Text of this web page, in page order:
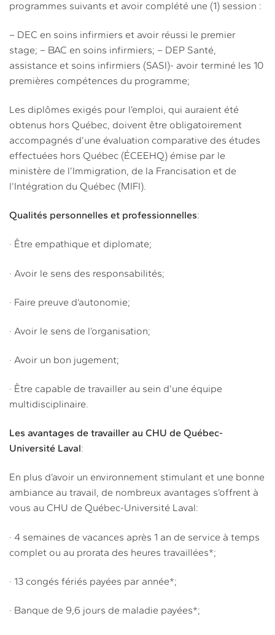
programmes suivants et avoir complété une (1) session :
– DEC en soins infirmiers et avoir réussi le premier
stage; – BAC en soins infirmiers; – DEP Santé,
assistance et soins infirmiers (SASI)- avoir terminé les 10
premières compétences du programme;
Les diplômes exigés pour l’emploi, qui auraient été
obtenus hors Québec, doivent être obligatoirement
accompagnés d’une évaluation comparative des études
effectuées hors Québec (ÉCEEHQ) émise par le
ministère de l’Immigration, de la Francisation et de
l’Intégration du Québec (MIFI).
Qualités personnelles et professionnelles:
· Être empathique et diplomate;
· Avoir le sens des responsabilités;
· Faire preuve d’autonomie;
· Avoir le sens de l’organisation;
· Avoir un bon jugement;
· Être capable de travailler au sein d’une équipe
multidisciplinaire.
Les avantages de travailler au CHU de Québec-
Université Laval:
En plus d’avoir un environnement stimulant et une bonne
ambiance au travail, de nombreux avantages s’offrent à
vous au CHU de Québec-Université Laval:
· 4 semaines de vacances après 1 an de service à temps
complet ou au prorata des heures travaillées*;
· 13 congés fériés payées par année*;
· Banque de 9,6 jours de maladie payées*;